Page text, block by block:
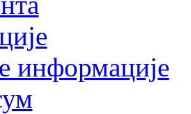
информације